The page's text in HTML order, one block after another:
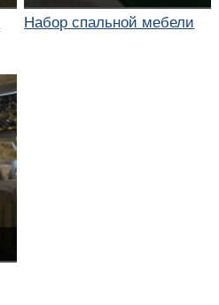
Набор спальной мебели